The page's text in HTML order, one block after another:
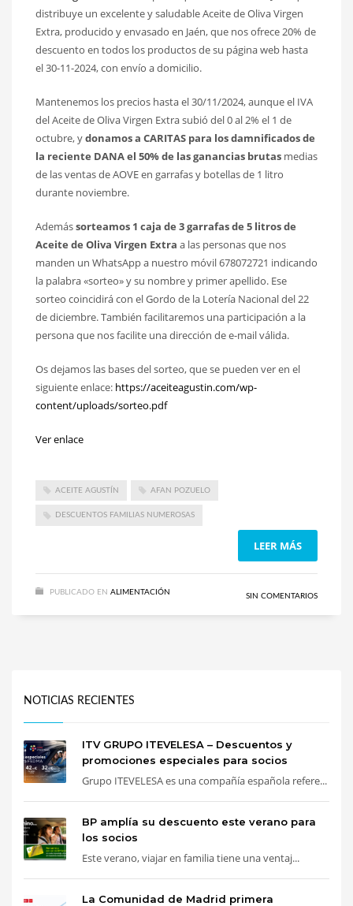
distribuye un excelente y saludable Aceite de Oliva Virgen
Extra, producido y envasado en Jaén, que nos ofrece 20% de
descuento en todos los productos de su página web hasta
el 30-11-2024, con envío a domicilio.
Mantenemos los precios hasta el 30/11/2024, aunque el IVA
del Aceite de Oliva Virgen Extra subió del 0 al 2% el 1 de
octubre, ydonamos a CARITAS para los damnificados de
la reciente DANA el 50% de las ganancias brutas medias
de las ventas de AOVE en garrafas y botellas de 1 litro
durante noviembre.
Ademássorteamos 1 caja de 3 garrafas de 5 litros de
Aceite de Oliva Virgen Extra a las personas que nos
manden un WhatsApp a nuestro móvil 678072721 indicando
la palabra «sorteo» y su nombre y primer apellido. Ese
sorteo coincidirá con el Gordo de la Lotería Nacional del 22
de diciembre. También facilitaremos una participación a la
persona que nos facilite una dirección de e-mail válida.
Os dejamos las bases del sorteo, que se pueden ver en el
siguiente enlace: https://aceiteagustin.com/wp-
content/uploads/sorteo.pdf
Ver enlace
ACEITE AGUSTÍN AFAN POZUELO
DESCUENTOS FAMILIAS NUMEROSAS
LEER MÁS
PUBLICADO EN ALIMENTACIÓN SIN COMENTARIOS
NOTICIAS RECIENTES
ITV GRUPO ITEVELESA – Descuentos y
promociones especiales para socios
Grupo ITEVELESA es una compañía española refere...
BP amplía su descuento este verano para
los socios
Este verano, viajar en familia tiene una ventaj...
La Comunidad de Madrid primera